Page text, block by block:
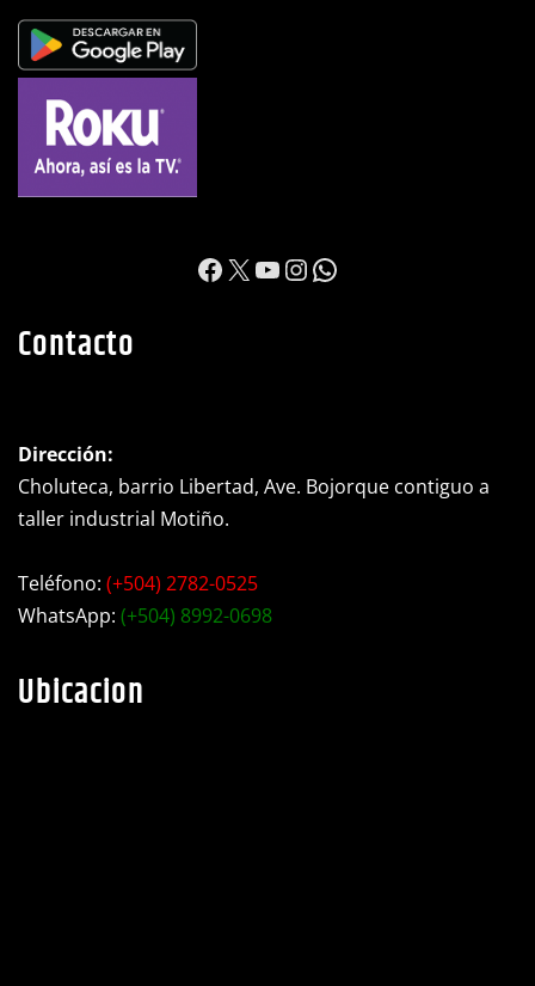
Choluteca, barrio Libertad, Ave. Bojorque contiguo a
taller industrial Motiño.
WhatsApp:(+504) 8992-0698